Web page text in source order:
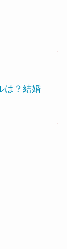
は？結婚